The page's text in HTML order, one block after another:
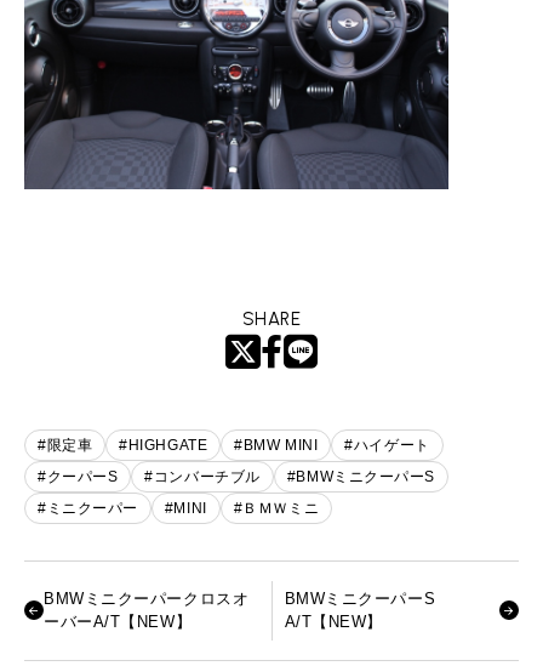
SHARE
#限定車 #HIGHGATE #BMW MINI
#ハイゲート
#クーパーS
#コンバーチブル
#BMWミニクーパーS
#ミニクーパー
#MINI #ＢＭＷミニ
BMWミニクーパークロスオ
ーバーA/T【NEW】
BMWミニクーパーS
A/T【NEW】